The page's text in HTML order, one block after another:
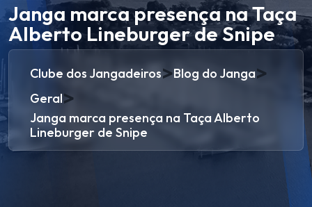
Janga marca presença na Taça
Alberto Lineburger de Snipe
Clube dos Jangadeiros>Blog do Janga>
Geral>
Janga marca presença na Taça Alberto
Lineburger de Snipe